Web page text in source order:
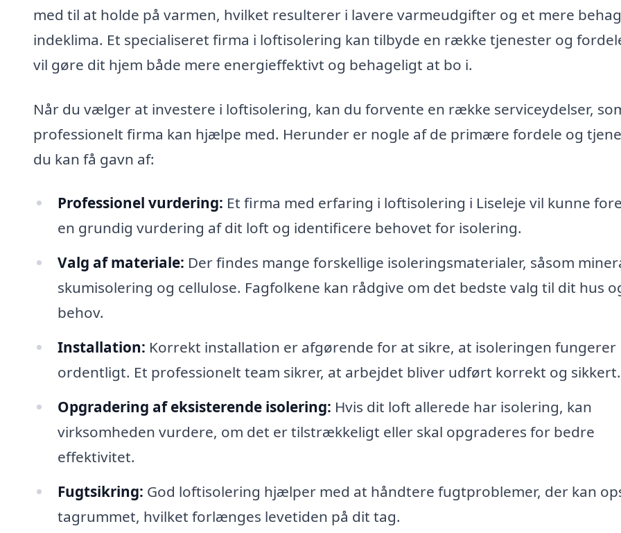
med til at holde på varmen, hvilket resulterer i lavere varmeudgifter og et mere
indeklima. Et specialiseret firma i loftisolering kan tilbyde en række tjenester og
vil gøre dit hjem både mere energieffektivt og behageligt at bo i.
Når du vælger at investere i loftisolering, kan du forvente en række serviceydelser,
professionelt firma kan hjælpe med. Herunder er nogle af de primære fordele og
du kan få gavn af:
Professionel vurdering: Et firma med erfaring i loftisolering i Liseleje vil kunne
en grundig vurdering af dit loft og identificere behovet for isolering.
Valg af materiale: Der findes mange forskellige isoleringsmaterialer, såsom
skumisolering og cellulose. Fagfolkene kan rådgive om det bedste valg til dit hus
behov.
Installation: Korrekt installation er afgørende for at sikre, at isoleringen fungerer
ordentligt. Et professionelt team sikrer, at arbejdet bliver udført korrekt og sikkert.
Opgradering af eksisterende isolering: Hvis dit loft allerede har isolering, kan
virksomheden vurdere, om det er tilstrækkeligt eller skal opgraderes for bedre
effektivitet.
Fugtsikring: God loftisolering hjælper med at håndtere fugtproblemer, der kan
tagrummet, hvilket forlænges levetiden på dit tag.